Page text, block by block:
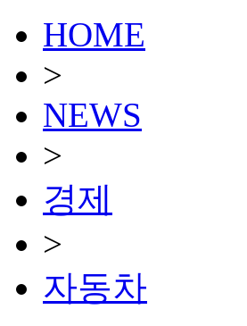
HOME
>
NEWS
>
경제
>
자동차